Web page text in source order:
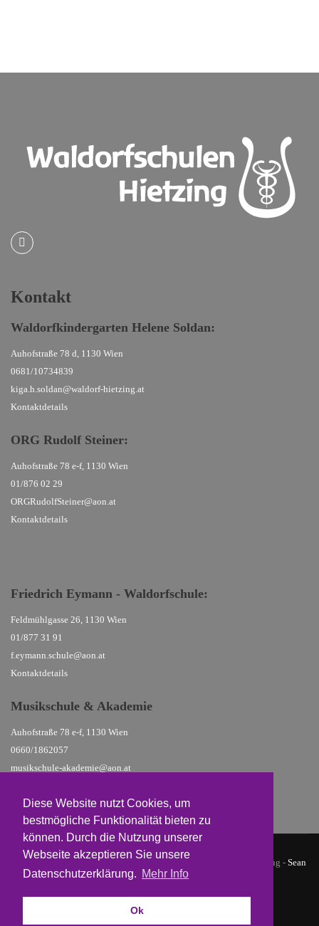
Diese Website nutzt Cookies, um
bestmögliche Funktionalität bieten zu
können. Durch die Nutzung unserer
Webseite akzeptieren Sie unsere
Datenschutzerklärung. Mehr Info
Ok
Kontakt
Waldorfkindergarten Helene Soldan:
Auhofstraße 78 d, 1130 Wien
0681/10734839
kiga.h.soldan@waldorf-hietzing.at
Kontaktdetails
ORG Rudolf Steiner:
Auhofstraße 78 e-f, 1130 Wien
01/876 02 29
ORGRudolfSteiner@aon.at
Kontaktdetails
Friedrich Eymann - Waldorfschule:
Feldmühlgasse 26, 1130 Wien
01/877 31 91
f.eymann.schule@aon.at
Kontaktdetails
Musikschule & Akademie
Auhofstraße 78 e-f, 1130 Wien
0660/1862057
musikschule-akademie@aon.at
© 2026 Waldorfschulen Hietzing | | Design & Umsetzung - Sean